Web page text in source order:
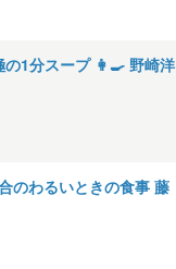
1分スープ 👩‍🍳 野崎洋
のわるいときの食事 藤